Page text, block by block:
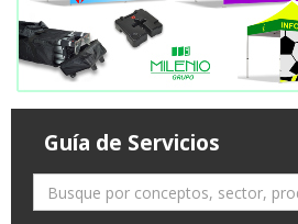
Guía de Servicios